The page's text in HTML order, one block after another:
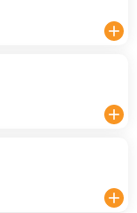
add
add
add